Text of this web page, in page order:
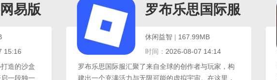
化乃至现
莫测的洞穴，还是未来感十足的城市景观，每一处细
节都充满想象力。
易版
15:16
造的沙盒
一段独一
罗布乐思国际服
休闲益智 | 167.99MB
时间： 2026-08-07 14:14
罗布乐思国际服汇聚了来自全球的创作者与玩家，构
建出一个充满活力与无限可能的虚拟宇宙。在这里，